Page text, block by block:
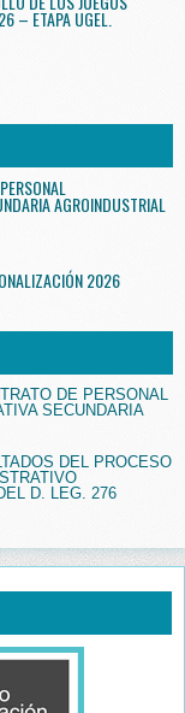
– ETAPA UGEL.
AGROINDUSTRIAL
2026
DE PERSONAL
SECUNDARIA
DEL PROCESO
D. LEG. 276